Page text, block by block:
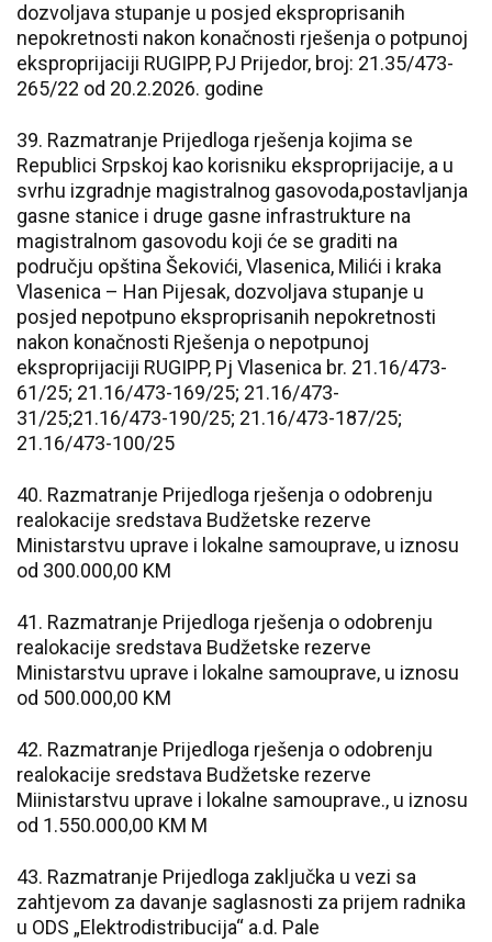
dozvoljava stupanje u posjed eksproprisanih
nepokretnosti nakon konačnosti rješenja o potpunoj
eksproprijaciji RUGIPP, PJ Prijedor, broj: 21.35/473-
265/22 od 20.2.2026. godine
39. Razmatranje Prijedloga rješenja kojima se
Republici Srpskoj kao korisniku eksproprijacije, a u
svrhu izgradnje magistralnog gasovoda,postavljanja
gasne stanice i druge gasne infrastrukture na
magistralnom gasovodu koji će se graditi na
području opština Šekovići, Vlasenica, Milići i kraka
Vlasenica – Han Pijesak, dozvoljava stupanje u
posjed nepotpuno eksproprisanih nepokretnosti
nakon konačnosti Rješenja o nepotpunoj
eksproprijaciji RUGIPP, Pj Vlasenica br. 21.16/473-
61/25; 21.16/473-169/25; 21.16/473-
31/25;21.16/473-190/25; 21.16/473-187/25;
21.16/473-100/25
40. Razmatranje Prijedloga rješenja o odobrenju
realokacije sredstava Budžetske rezerve
Ministarstvu uprave i lokalne samouprave, u iznosu
od 300.000,00 KM
41. Razmatranje Prijedloga rješenja o odobrenju
realokacije sredstava Budžetske rezerve
Ministarstvu uprave i lokalne samouprave, u iznosu
od 500.000,00 KM
42. Razmatranje Prijedloga rješenja o odobrenju
realokacije sredstava Budžetske rezerve
Miinistarstvu uprave i lokalne samouprave., u iznosu
od 1.550.000,00 KM M
43. Razmatranje Prijedloga zaključka u vezi sa
zahtjevom za davanje saglasnosti za prijem radnika
u ODS „Elektrodistribucija“ a.d. Pale